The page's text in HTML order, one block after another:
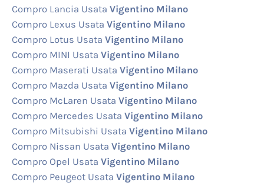
Compro Lancia Usata Vigentino Milano
Compro Lexus Usata Vigentino Milano
Compro Lotus Usata Vigentino Milano
Compro MINI Usata Vigentino Milano
Compro Maserati Usata Vigentino Milano
Compro Mazda Usata Vigentino Milano
Compro McLaren Usata Vigentino Milano
Compro Mercedes Usata Vigentino Milano
Compro Mitsubishi Usata Vigentino Milano
Compro Nissan Usata Vigentino Milano
Compro Opel Usata Vigentino Milano
Compro Peugeot Usata Vigentino Milano